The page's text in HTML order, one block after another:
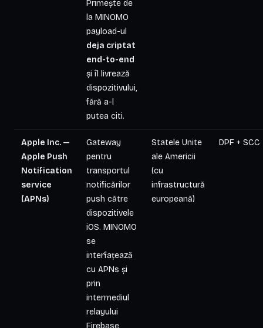
Primește de
la MINOMO
payload-ul
deja criptat
end-to-end
și îl livrează
dispozitivului,
fără a-l
putea citi.
Apple Inc. —
Apple Push
Notification
service
(APNs)
Gateway
pentru
transportul
notificărilor
push către
dispozitivele
iOS. MINOMO
se
interfațează
cu APNs și
prin
intermediul
relayului
Statele Unite
ale Americii
(cu
infrastructură
europeană)
DPF + SCC